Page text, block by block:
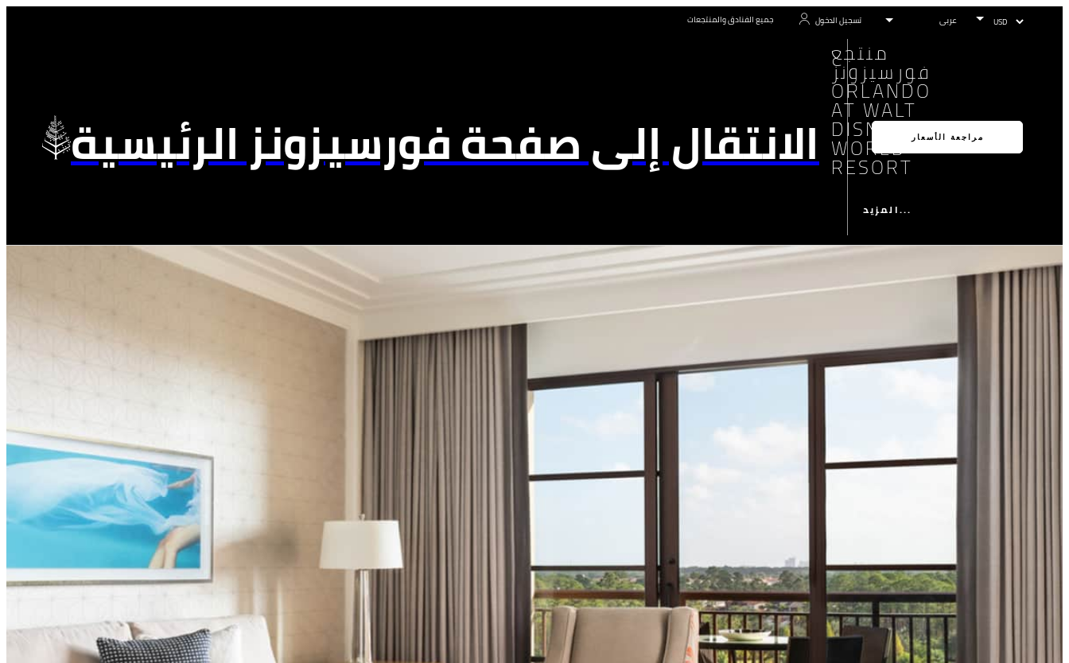
جميع الفنادق والمنتجعات تسجيل الدخول
الانتقال إلى صفحة فورسيزونز الرئيسية
منتجع
فورسيزونز
ORLANDO
AT WALT
DISNEY
WORLD®
RESORT
المزيد...
مراجعة الأسعار